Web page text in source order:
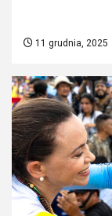
11 grudnia, 2025